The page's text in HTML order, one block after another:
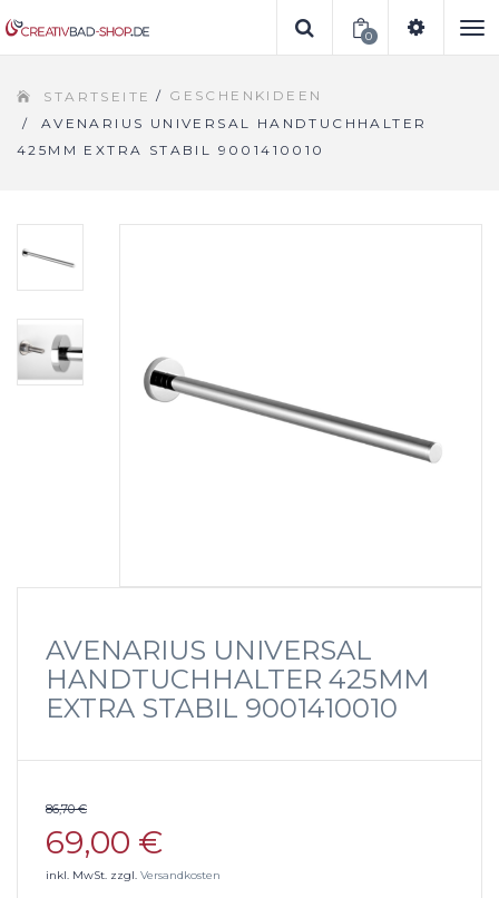
0
STARTSEITE / GESCHENKIDEEN
/
AVENARIUS UNIVERSAL HANDTUCHHALTER
425MM EXTRA STABIL 9001410010
AVENARIUS UNIVERSAL
HANDTUCHHALTER 425MM
EXTRA STABIL 9001410010
86,70 €
69,00 €
inkl. MwSt. zzgl. Versandkosten